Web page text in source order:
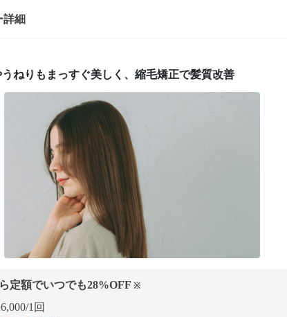
詳細
ねりもまっすぐ美しく、縮毛矯正で髪質改善
定額でいつでも28%OFF ※
1回